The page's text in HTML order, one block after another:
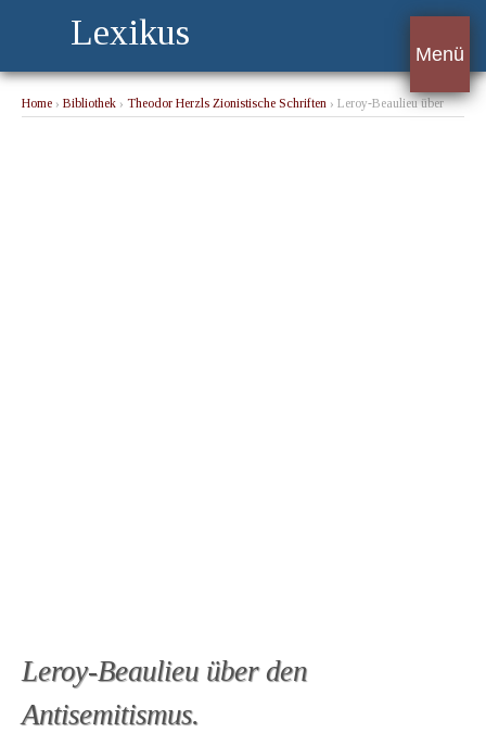
Lexikus
Menü
Home › Bibliothek › Theodor Herzls Zionistische Schriften › Leroy-Beaulieu über
Leroy-Beaulieu über den
Antisemitismus.